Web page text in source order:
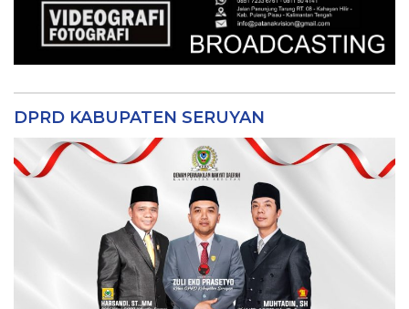
DPRD KABUPATEN SERUYAN